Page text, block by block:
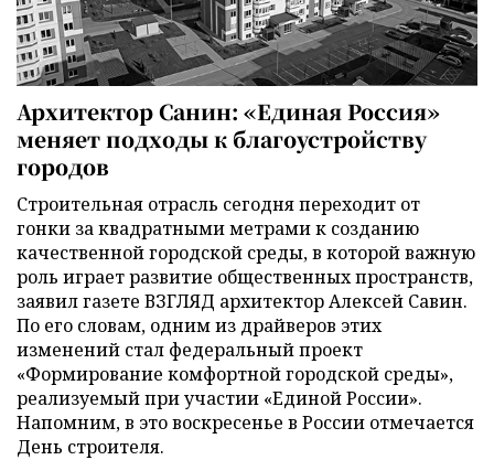
Архитектор Санин: «Единая Россия»
меняет подходы к благоустройству
городов
Строительная отрасль сегодня переходит от
гонки за квадратными метрами к созданию
качественной городской среды, в которой важную
роль играет развитие общественных пространств,
заявил газете ВЗГЛЯД архитектор Алексей Савин.
По его словам, одним из драйверов этих
изменений стал федеральный проект
«Формирование комфортной городской среды»,
реализуемый при участии «Единой России».
Напомним, в это воскресенье в России отмечается
День строителя.